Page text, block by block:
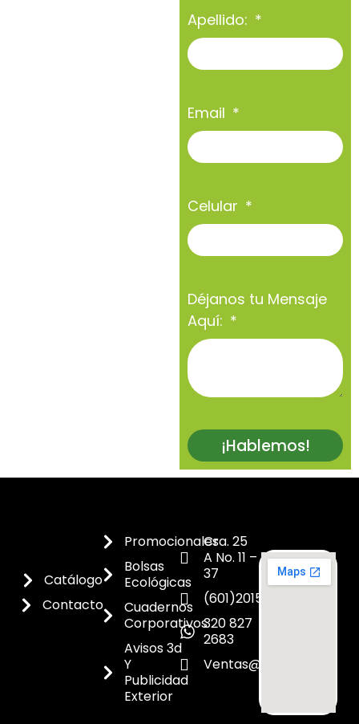
Apellido:
Email
Celular
Déjanos tu Mensaje
Aquí:
¡Hablemos!
Catálogo
Contacto
Promocionales
Bolsas
Ecológicas
Cuadernos
Corporativos
Avisos 3d
Y
Publicidad
Exterior
Cra. 25
A No. 11 –
37
(601)2015300
320 827
2683
Ventas@dicoes.co